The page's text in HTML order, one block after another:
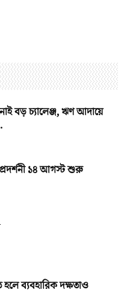
বড় চ্যালেঞ্জ, ঋণ আদায়ে
১৪ আগস্ট শুরু
ব্যবহারিক দক্ষতাও